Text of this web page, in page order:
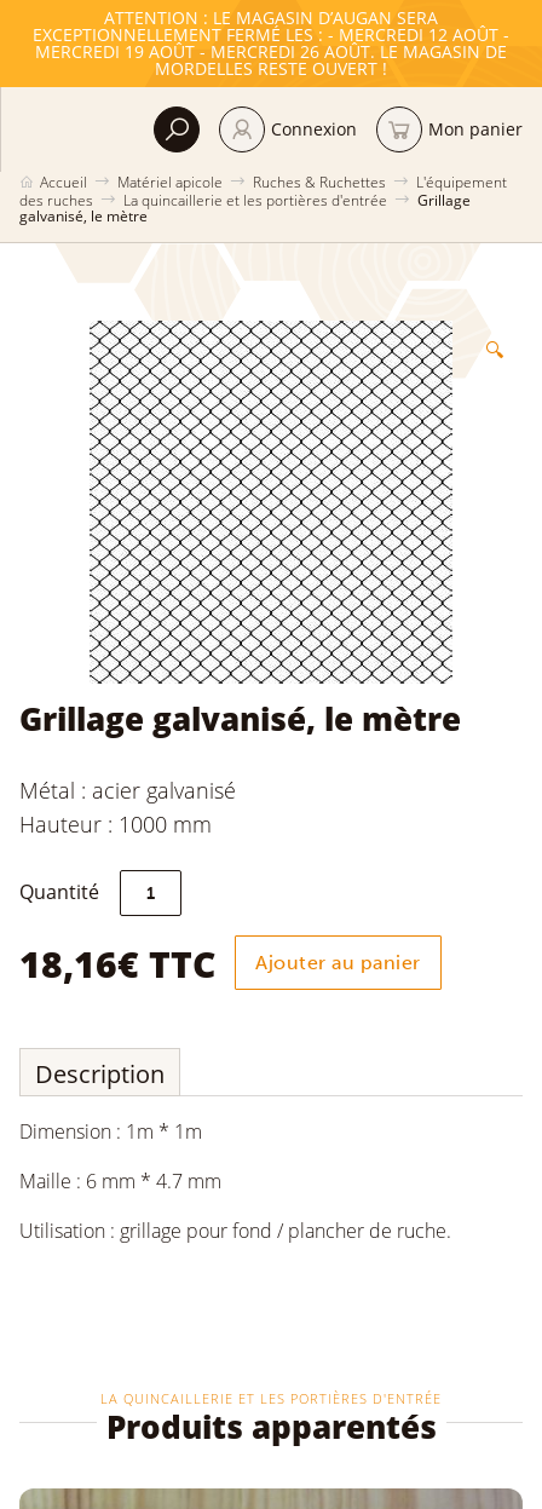
ATTENTION : LE MAGASIN D’AUGAN SERA
EXCEPTIONNELLEMENT FERMÉ LES : - MERCREDI 12 AOÛT -
MERCREDI 19 AOÛT - MERCREDI 26 AOÛT. LE MAGASIN DE
MORDELLES RESTE OUVERT !
Accueil Matériel apicole Ruches & Ruchettes
L'équipement
des ruches
La quincaillerie et les portières d'entrée
Grillage
galvanisé, le mètre
Connexion Mon panier
🔍
Grillage galvanisé, le mètre
Métal : acier galvanisé
Hauteur : 1000 mm
Quantité quantité
Grillage
galvanisé,
le
18,16€ TTC Ajouter au panier
Description
Dimension : 1m * 1m
Maille : 6 mm * 4.7 mm
Utilisation : grillage pour fond / plancher de ruche.
LA QUINCAILLERIE ET LES PORTIÈRES D'ENTRÉE
Produits apparentés